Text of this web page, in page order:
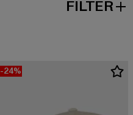
FILTER
-24%